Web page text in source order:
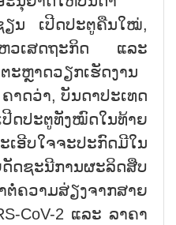
ຽນ ເປີດປະຕູຄືນໃໝ່,
ຫວເສດຖະກິດ ແລະ
ຫຼາດວຽກເຮັດງານ
າດວ່າ, ບັນດາປະເທດ
ດປະຕູທັງໝົດໃນທ້າຍ
ບໃຈຈະປະກົດມີໃນ
ດຊະນີການຜະລິດສືບ
ຄວາມສ່ຽງຈາກສາຍ
CoV-2 ແລະ ລາຄາ